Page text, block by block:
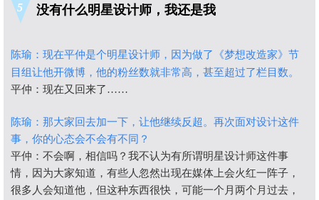
5 没有什么明星设计师，我还是我
陈瑜： 现在平仲是个明星设计师，因为做了《梦想改造家》节
目组让他开微博，他的粉丝数就非常高，甚至超过了栏目数。
平仲：现在又回来了……
陈瑜：那大家回去加一下，让他继续反超。再次面对设计这件
事，你的心态会不会有不同？
平仲：不会啊，相信吗？我不认为有所谓明星设计师这件事
情，因为大家知道，有些人忽然出现在媒体上会火红一阵子，
很多人会知道他，但这种东西很快，可能一个月两个月过去，